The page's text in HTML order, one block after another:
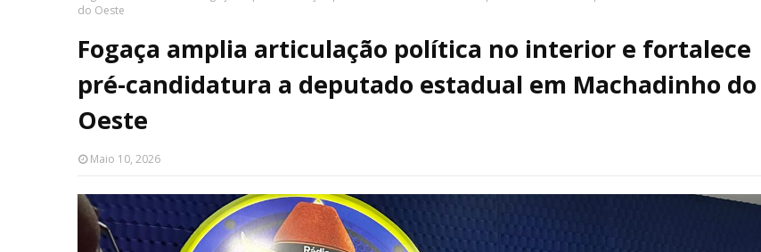
do Oeste
Fogaça amplia articulação política no interior e fortalece
pré-candidatura a deputado estadual em Machadinho do
Oeste
Maio 10, 2026